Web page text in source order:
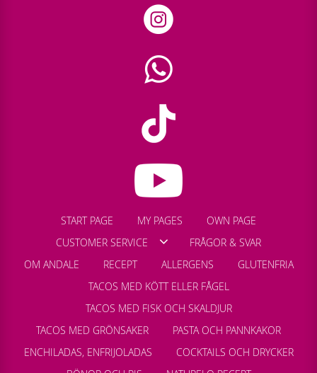
START PAGE MY PAGES
OWN PAGE
CUSTOMER SERVICE
FRÅGOR & SVAR
OM ANDALE
RECEPT ALLERGENS
GLUTENFRIA
TACOS MED KÖTT ELLER FÅGEL
TACOS MED FISK OCH SKALDJUR
TACOS MED GRÖNSAKER
PASTA OCH PANNKAKOR
ENCHILADAS, ENFRIJOLADAS
COCKTAILS OCH DRYCKER